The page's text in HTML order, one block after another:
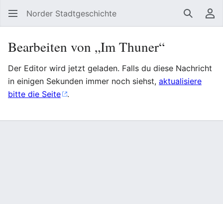
Norder Stadtgeschichte Suchen
Bearbeiten von „Im Thuner“
Der Editor wird jetzt geladen. Falls du diese Nachricht
in einigen Sekunden immer noch siehst, aktualisiere
bitte die Seite
.